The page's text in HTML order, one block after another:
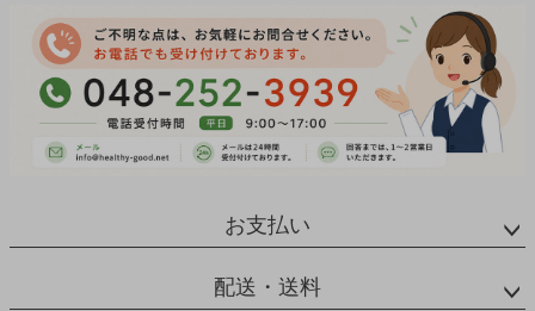
お支払い
配送・送料